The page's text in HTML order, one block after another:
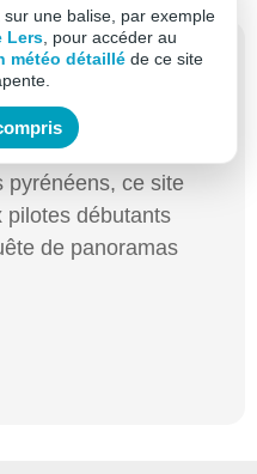
Rouge, les
brises régulières et
vallées
pyrénéens, ce site
pilotes débutants
de panoramas
sur une balise, par exemple
Lers, pour accéder au
météo détaillé de ce site